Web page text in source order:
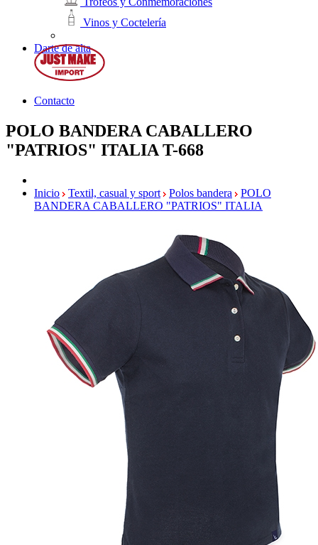
Vinos y Coctelería
Darte de alta
Contacto
POLO BANDERA CABALLERO
"PATRIOS" ITALIA T-668
Inicio Textil, casual y sport Polos bandera
POLO
BANDERA CABALLERO "PATRIOS" ITALIA